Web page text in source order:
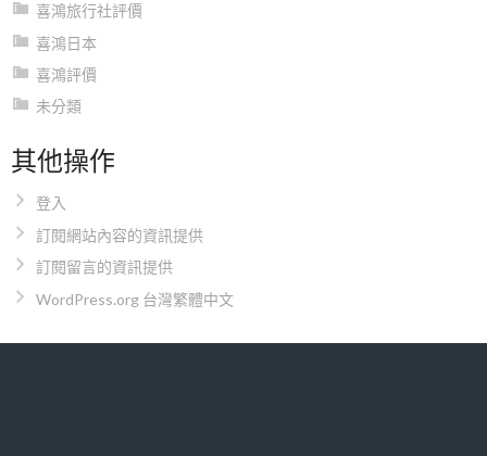
喜鴻旅行社評價
喜鴻日本
喜鴻評價
未分類
其他操作
登入
訂閱網站內容的資訊提供
訂閱留言的資訊提供
WordPress.org 台灣繁體中文